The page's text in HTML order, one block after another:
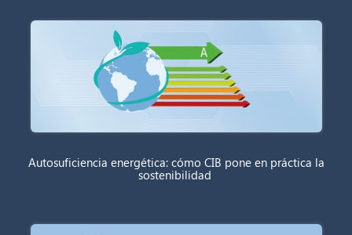
Autosuficiencia energética: cómo CIB pone en práctica la
sostenibilidad